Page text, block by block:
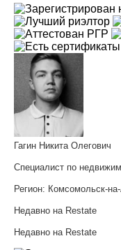
Гагин Никита Олегович
Специалист по
Регион: Комсомольск-
Недавно на Restate
Недавно на Restate